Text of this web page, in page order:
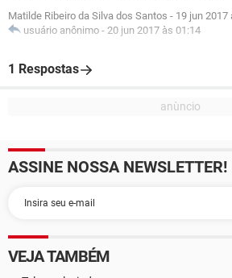
Matilde Ribeiro da Silva dos Santos - 19 jun 2017
usuário anônimo - 20 jun 2017 às 01:14
1 Respostas
ASSINE NOSSA NEWSLETTER!
VEJA TAMBÉM